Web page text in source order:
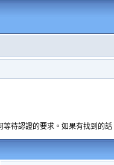
待認證的要求。如果有找到的